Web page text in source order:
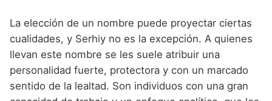
La elección de un nombre puede proyectar ciertas
cualidades, y Serhiy no es la excepción. A quienes
llevan este nombre se les suele atribuir una
personalidad fuerte, protectora y con un marcado
sentido de la lealtad. Son individuos con una gran